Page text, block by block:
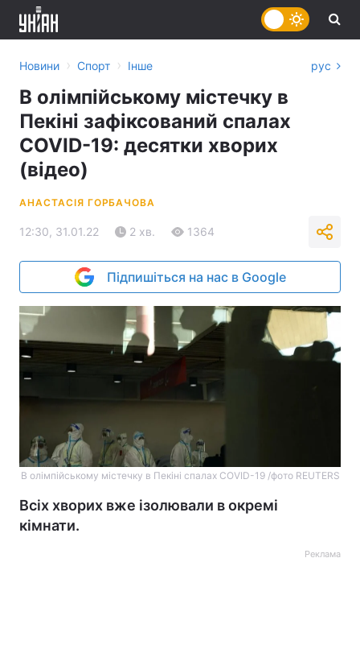
Новини › Спорт › Інше рус
В олімпійському містечку в
Пекіні зафіксований спалах
COVID-19: десятки хворих
(відео)
АНАСТАСІЯ ГОРБАЧОВА
12:30, 31.01.22 2 хв. 1364
Підпишіться на нас в Google
В олімпійському містечку в Пекіні спалах COVID-19 /фото REUTERS
Всіх хворих вже ізолювали в окремі
кімнати.
Реклама